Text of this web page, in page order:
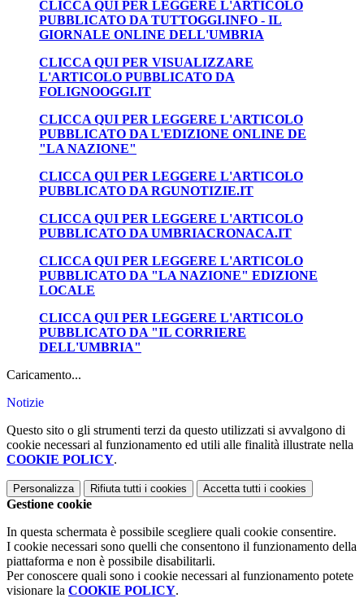
CLICCA QUI PER LEGGERE L'ARTICOLO
PUBBLICATO DA TUTTOGGI.INFO - IL
GIORNALE ONLINE DELL'UMBRIA
CLICCA QUI PER VISUALIZZARE
L'ARTICOLO PUBBLICATO DA
FOLIGNOOGGI.IT
CLICCA QUI PER LEGGERE L'ARTICOLO
PUBBLICATO DA L'EDIZIONE ONLINE DE
"LA NAZIONE"
CLICCA QUI PER LEGGERE L'ARTICOLO
PUBBLICATO DA RGUNOTIZIE.IT
CLICCA QUI PER LEGGERE L'ARTICOLO
PUBBLICATO DA UMBRIACRONACA.IT
CLICCA QUI PER LEGGERE L'ARTICOLO
PUBBLICATO DA "LA NAZIONE" EDIZIONE
LOCALE
CLICCA QUI PER LEGGERE L'ARTICOLO
PUBBLICATO DA "IL CORRIERE
DELL'UMBRIA"
Caricamento...
Notizie
Questo sito o gli strumenti terzi da questo utilizzati si avvalgono di
cookie necessari al funzionamento ed utili alle finalità illustrate nella
COOKIE POLICY.
Personalizza Rifiuta tutti i cookies Accetta tutti i cookies
Gestione cookie
In questa schermata è possibile scegliere quali cookie consentire.
I cookie necessari sono quelli che consentono il funzionamento della
piattaforma e non è possibile disabilitarli.
Per conoscere quali sono i cookie necessari al funzionamento potete
visionare la COOKIE POLICY.